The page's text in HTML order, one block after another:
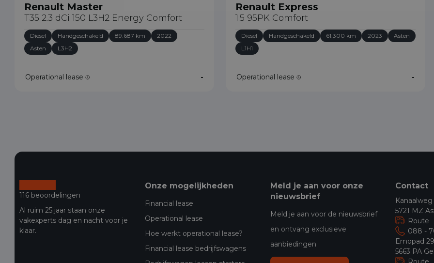
Renault Master
T35 2.3 dCi 150 L3H2 Energy Comfort
Diesel Handgeschakeld 89.687 km
2022
Asten
L3H2
Operational lease -
Renault Express
1.5 95PK Comfort
Diesel Handgeschakeld 61.300 km 2023
Asten
L1H1
Operational lease -
116 beoordelingen
Al ruim 25 jaar staan onze
vakexperts dag en nacht voor je
klaar.
Onze mogelijkheden
Financial lease
Operational lease
Hoe werkt operational lease?
Financial lease bedrijfswagens
Meld je aan voor onze
nieuwsbrief
Meld je aan voor de nieuwsbrief
en ontvang exclusieve
aanbiedingen
Contact
5721 MZ
Route
088 -
Emopad
5663 PA